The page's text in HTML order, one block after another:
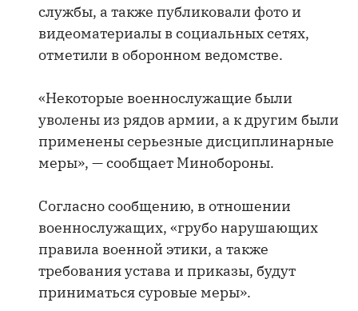
службы, а также публиковали фото и
видеоматериалы в социальных сетях,
отметили в оборонном ведомстве.
«Некоторые военнослужащие были
уволены из рядов армии, а к другим были
применены серьезные дисциплинарные
меры», — сообщает Минобороны.
Согласно сообщению, в отношении
военнослужащих, «грубо нарушающих
правила военной этики, а также
требования устава и приказы, будут
приниматься суровые меры».